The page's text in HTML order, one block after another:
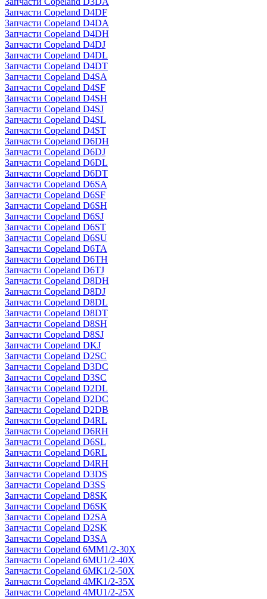
Запчасти Copeland D4DF
Запчасти Copeland D4DA
Запчасти Copeland D4DH
Запчасти Copeland D4DJ
Запчасти Copeland D4DL
Запчасти Copeland D4DT
Запчасти Copeland D4SA
Запчасти Copeland D4SF
Запчасти Copeland D4SH
Запчасти Copeland D4SJ
Запчасти Copeland D4SL
Запчасти Copeland D4ST
Запчасти Copeland D6DH
Запчасти Copeland D6DJ
Запчасти Copeland D6DL
Запчасти Copeland D6DT
Запчасти Copeland D6SA
Запчасти Copeland D6SF
Запчасти Copeland D6SH
Запчасти Copeland D6SJ
Запчасти Copeland D6ST
Запчасти Copeland D6SU
Запчасти Copeland D6TA
Запчасти Copeland D6TH
Запчасти Copeland D6TJ
Запчасти Copeland D8DH
Запчасти Copeland D8DJ
Запчасти Copeland D8DL
Запчасти Copeland D8DT
Запчасти Copeland D8SH
Запчасти Copeland D8SJ
Запчасти Copeland DKJ
Запчасти Copeland D2SC
Запчасти Copeland D3DC
Запчасти Copeland D3SC
Запчасти Copeland D2DL
Запчасти Copeland D2DC
Запчасти Copeland D2DB
Запчасти Copeland D4RL
Запчасти Copeland D6RH
Запчасти Copeland D6SL
Запчасти Copeland D6RL
Запчасти Copeland D4RH
Запчасти Copeland D3DS
Запчасти Copeland D3SS
Запчасти Copeland D8SK
Запчасти Copeland D6SK
Запчасти Copeland D2SA
Запчасти Copeland D2SK
Запчасти Copeland D3SA
Запчасти Copeland 6MM1/2-30X
Запчасти Copeland 6MU1/2-40X
Запчасти Copeland 6MK1/2-50X
Запчасти Copeland 4MK1/2-35X
Запчасти Copeland 4MU1/2-25X